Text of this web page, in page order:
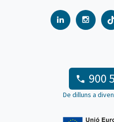
900
De dilluns a